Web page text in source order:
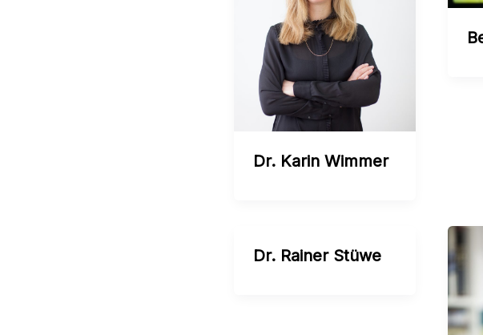
Dr. Karin Wimmer
Dr. Rainer Stüwe